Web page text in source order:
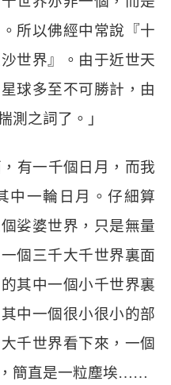
所以佛經中常說『十
世界』。由于近世天
球多至不可勝計，由
測之詞了。」
有一千個日月，而我
中一輪日月。仔細算
娑婆世界，只是無量
個三千大千世界裏面
其中一個小千世界裏
中一個很小很小的部
千世界看下來，一個
簡直是一粒塵埃……